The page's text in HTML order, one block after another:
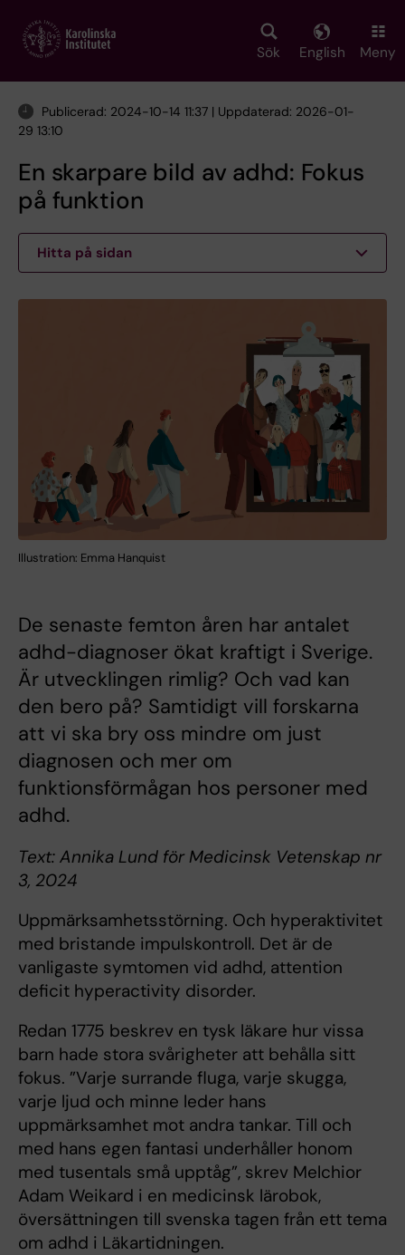
main
Sök English Meny
Publicerad: 2024-10-14 11:37 | Uppdaterad: 2026-01-
29 13:10
En skarpare bild av adhd: Fokus
på funktion
Hitta på sidan
Illustration: Emma Hanquist
De senaste femton åren har antalet
adhd-diagnoser ökat kraftigt i Sverige.
Är utvecklingen rimlig? Och vad kan
den bero på? Samtidigt vill forskarna
att vi ska bry oss mindre om just
diagnosen och mer om
funktionsförmågan hos personer med
adhd.
Text: Annika Lund för Medicinsk Vetenskap nr
3, 2024
Uppmärksamhetsstörning. Och hyperaktivitet
med bristande impulskontroll. Det är de
vanligaste symtomen vid adhd, attention
deficit hyperactivity disorder.
Redan 1775 beskrev en tysk läkare hur vissa
barn hade stora svårigheter att behålla sitt
fokus. ”Varje surrande fluga, varje skugga,
varje ljud och minne leder hans
uppmärksamhet mot andra tankar. Till och
med hans egen fantasi underhåller honom
med tusentals små upptåg”, skrev Melchior
Adam Weikard i en medicinsk lärobok,
översättningen till svenska tagen från ett tema
om adhd i Läkartidningen.